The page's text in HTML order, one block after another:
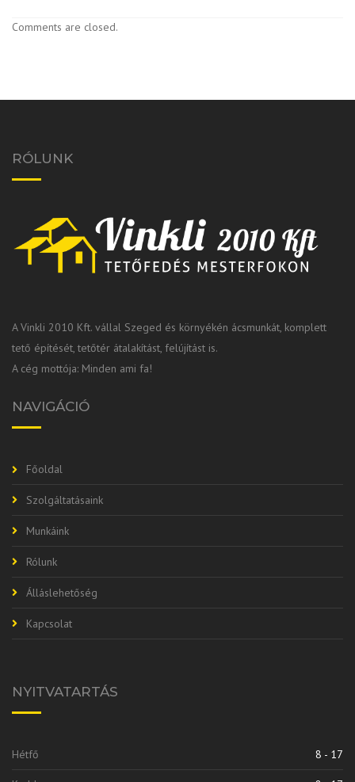
Comments are closed.
RÓLUNK
A Vinkli 2010 Kft. vállal Szeged és környékén ácsmunkát, komplett
tető építését, tetőtér átalakítást, felújítást is.
A cég mottója: Minden ami fa!
NAVIGÁCIÓ
Főoldal
Szolgáltatásaink
Munkáink
Rólunk
Álláslehetőség
Kapcsolat
NYITVATARTÁS
Hétfő 8 - 17